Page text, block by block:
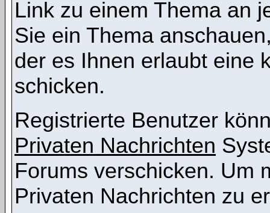
Link zu einem Thema an
Sie ein Thema
der es Ihnen erlaubt eine
schicken.
Registrierte Benutzer
Privaten Nachrichten
Forums verschicken. Um
Privaten Nachrichten zu